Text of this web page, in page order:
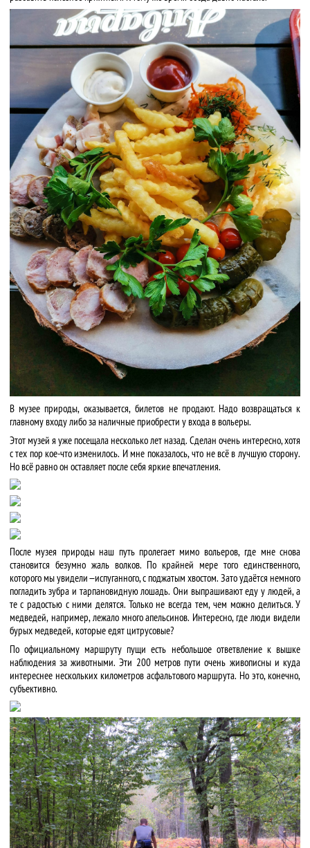
В музее природы, оказывается, билетов не продают. Надо возвращаться к
главному входу либо за наличные приобрести у входа в вольеры.
Этот музей я уже посещала несколько лет назад. Сделан очень интересно, хотя
с тех пор кое-что изменилось. И мне показалось, что не всё в лучшую сторону.
Но всё равно он оставляет после себя яркие впечатления.
После музея природы наш путь пролегает мимо вольеров, где мне снова
становится безумно жаль волков. По крайней мере того единственного,
которого мы увидели — испуганного, с поджатым хвостом. Зато удаётся немного
погладить зубра и тарпановидную лошадь. Они выпрашивают еду у людей, а
те с радостью с ними делятся. Только не всегда тем, чем можно делиться. У
медведей, например, лежало много апельсинов. Интересно, где люди видели
бурых медведей, которые едят цитрусовые?
По официальному маршруту пущи есть небольшое ответвление к вышке
наблюдения за животными. Эти 200 метров пути очень живописны и куда
интереснее нескольких километров асфальтового маршрута. Но это, конечно,
субъективно.